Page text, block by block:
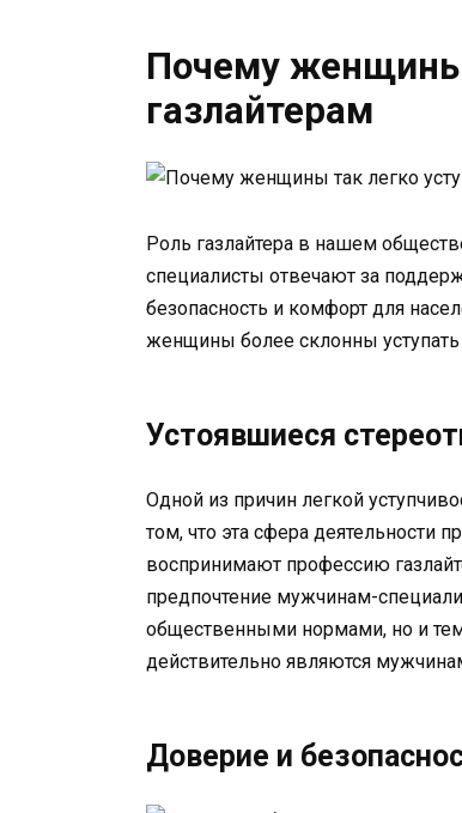
Почему женщины
газлайтерам
Роль газлайтера в нашем
специалисты отвечают за
безопасность и комфорт для
женщины более склонны
Устоявшиеся
Одной из причин легкой
том, что эта сфера
воспринимают профессию
предпочтение мужчинам-
общественными нормами, но и
действительно являются
Доверие и